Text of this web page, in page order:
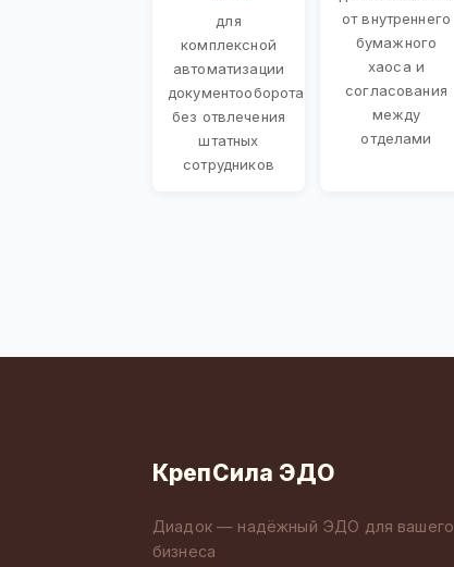
для
комплексной
автоматизации
документооборота
без отвлечения
штатных
сотрудников
от внутреннего
бумажного
хаоса и
согласования
между
отделами
КрепСила ЭДО
Диадок — надёжный ЭДО для вашего
бизнеса